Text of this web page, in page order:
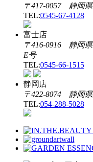
〒417-0057 静岡
TEL:0545-67-4128
富士店
〒416-0916 静岡
E号
TEL:0545-66-1515
静岡店
〒422-8074 静岡
TEL:054-288-5028